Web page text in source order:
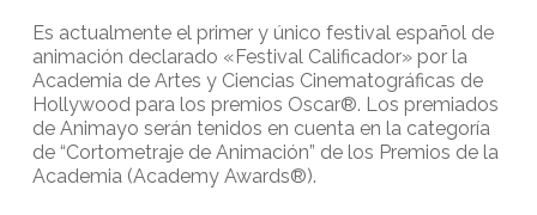
Es actualmente el primer y único festival español de
animación declarado «Festival Calificador» por la
Academia de Artes y Ciencias Cinematográficas de
Hollywood para los premios Oscar®. Los premiados
de Animayo serán tenidos en cuenta en la categoría
de “Cortometraje de Animación” de los Premios de la
Academia (Academy Awards®).